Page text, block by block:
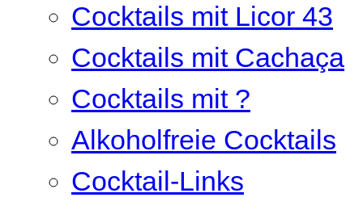
Cocktails mit Licor 43
Cocktails mit Cachaça
Cocktails mit ?
Alkoholfreie Cocktails
Cocktail-Links